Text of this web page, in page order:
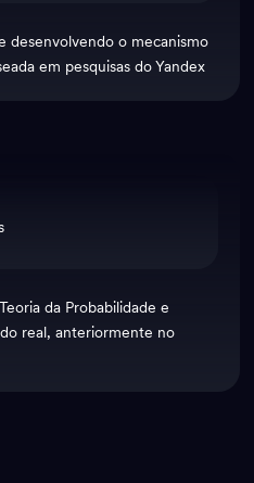
desenvolvendo o mecanismo
em pesquisas do Yandex
da Probabilidade e
real, anteriormente no